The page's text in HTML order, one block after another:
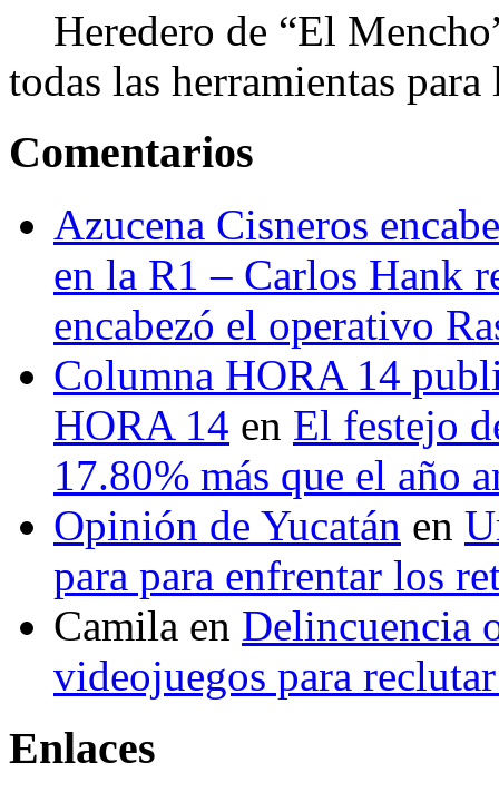
Heredero de “El
todas las herramientas
Comentarios
Azucena Cisneros
en la R1 – Carlos Hank
encabezó el operativo
Columna HORA 14
HORA 14 en El festejo
17.80% más que el año
Opinión de Yucatán en
para para enfrentar los
Camila en Delincuencia
videojuegos para
Enlaces